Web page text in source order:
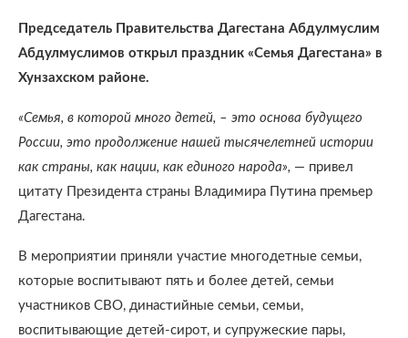
Председатель Правительства Дагестана Абдулмуслим
Абдулмуслимов открыл праздник «Семья Дагестана» в
Хунзахском районе.
«Семья, в которой много детей, – это основа будущего
России, это продолжение нашей тысячелетней истории
как страны, как нации, как единого народа», — привел
цитату Президента страны Владимира Путина премьер
Дагестана.
В мероприятии приняли участие многодетные семьи,
которые воспитывают пять и более детей, семьи
участников СВО, династийные семьи, семьи,
воспитывающие детей-сирот, и супружеские пары,